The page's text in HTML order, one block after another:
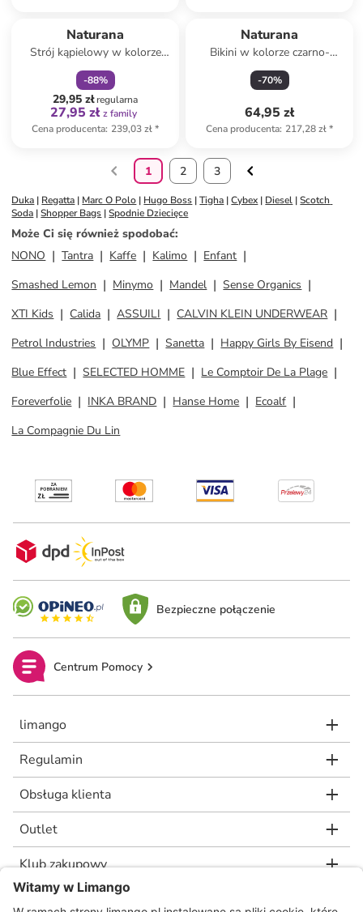
Naturana
Strój kąpielowy w kolorze
czarnym ze wzorem
-88%
29,95 złregularna
27,95 zł z family
Cena producenta: 239,03 zł*
Naturana
Bikini w kolorze czarno-
niebiesko-brązowym
-70%
64,95 zł
Cena producenta: 217,28 zł*
1 2 3
Duka | Regatta | Marc O Polo | Hugo Boss | Tigha | Cybex | Diesel | Scotch
Soda | Shopper Bags | Spodnie Dziecięce
Może Ci się również spodobać:
NONO
Tantra Kaffe Kalimo
Enfant
Smashed Lemon
Minymo Mandel
Sense Organics
XTI Kids
Calida ASSUILI
CALVIN KLEIN UNDERWEAR
Petrol Industries
OLYMP Sanetta
Happy Girls By Eisend
Blue Effect
SELECTED HOMME
Le Comptoir De La Plage
Foreverfolie
INKA BRAND Hanse Home
Ecoalf
La Compagnie Du Lin
Bezpieczne połączenie
Centrum Pomocy
limango
Regulamin
Obsługa klienta
Outlet
Klub zakupowy